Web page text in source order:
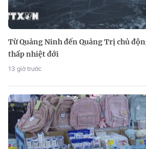
Từ Quảng Ninh đến Quảng Trị chủ
thấp nhiệt đới
13 giờ trước